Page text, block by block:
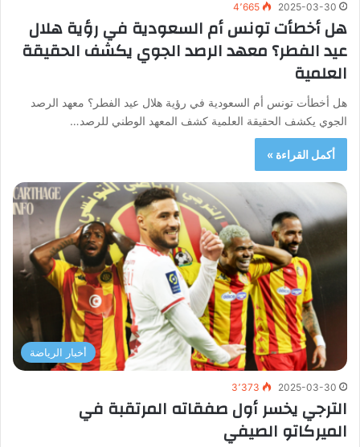
2025-03-30 4٬665
هل أخطأت تونس أم السعودية في رؤية هلال
عيد الفطر؟ معهد الرصد الجوي يكشف الحقيقة
العلمية
هل أخطأت تونس أم السعودية في رؤية هلال عيد الفطر؟ معهد الرصد
الجوي يكشف الحقيقة العلمية كشف المعهد الوطني للرصد…
أكمل القراءة »
أخبار الرياضة
2025-03-30 3٬373
الترجي يخسر أول صفقاته المرتقبة في
الميركاتو الصيفي